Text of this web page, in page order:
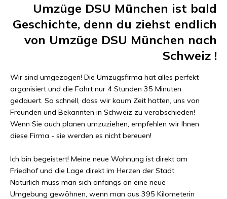
Umzüge DSU München ist bald
Geschichte, denn du ziehst endlich
von Umzüge DSU München nach
Schweiz !
Wir sind umgezogen! Die Umzugsfirma hat alles perfekt
organisiert und die Fahrt nur 4 Stunden 35 Minuten
gedauert. So schnell, dass wir kaum Zeit hatten, uns von
Freunden und Bekannten in Schweiz zu verabschieden!
Wenn Sie auch planen umzuziehen, empfehlen wir Ihnen
diese Firma - sie werden es nicht bereuen!
Ich bin begeistert! Meine neue Wohnung ist direkt am
Friedhof und die Lage direkt im Herzen der Stadt.
Natürlich muss man sich anfangs an eine neue
Umgebung gewöhnen, wenn man aus 395 Kilometerin